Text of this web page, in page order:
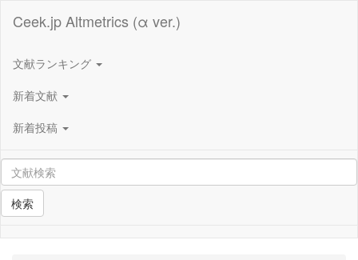
Ceek.jp Altmetrics (α ver.)
文献ランキング
新着文献
新着投稿
検索